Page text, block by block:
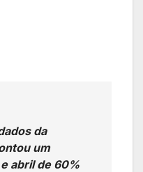
da
um
abril de 60%